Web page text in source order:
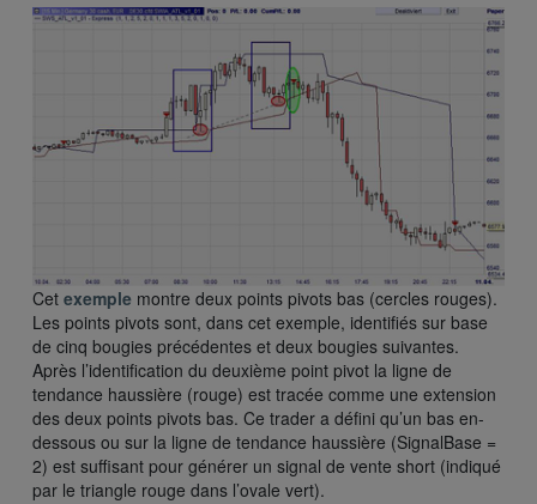
Cet exemple montre deux points pivots bas (cercles rouges).
Les points pivots sont, dans cet exemple, identifiés sur base
de cinq bougies précédentes et deux bougies suivantes.
Après l’identification du deuxième point pivot la ligne de
tendance haussière (rouge) est tracée comme une extension
des deux points pivots bas. Ce trader a défini qu’un bas en-
dessous ou sur la ligne de tendance haussière (SignalBase =
2) est suffisant pour générer un signal de vente short (indiqué
par le triangle rouge dans l’ovale vert).